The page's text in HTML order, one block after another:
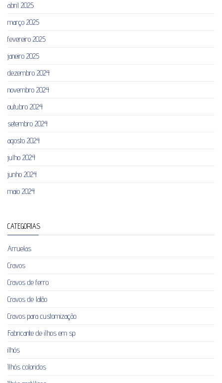
abril 2025
março 2025
fevereiro 2025
janeiro 2025
dezembro 2024
novembro 2024
outubro 2024
setembro 2024
agosto 2024
julho 2024
junho 2024
maio 2024
CATEGORIAS
Arruelas
Cravos
Cravos de ferro
Cravos de latão
Cravos para customização
Fabricante de ilhos em sp
ilhós
Ilhós coloridos